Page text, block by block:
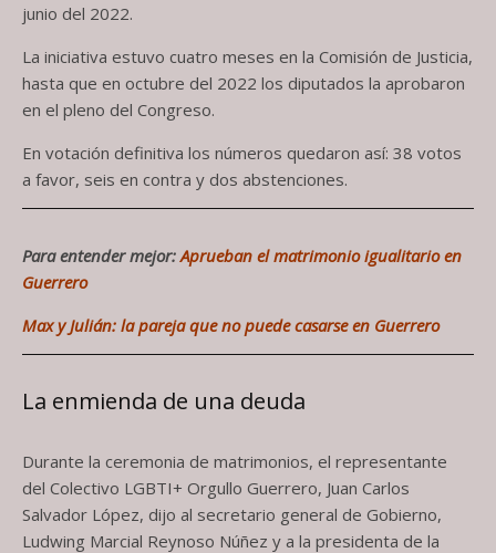
junio del 2022.
La iniciativa estuvo cuatro meses en la Comisión de Justicia,
hasta que en octubre del 2022 los diputados la aprobaron
en el pleno del Congreso.
En votación definitiva los números quedaron así: 38 votos
a favor, seis en contra y dos abstenciones.
Para entender mejor:Aprueban el matrimonio igualitario en
Guerrero
Max y Julián: la pareja que no puede casarse en Guerrero
La enmienda de una deuda
Durante la ceremonia de matrimonios, el representante
del Colectivo LGBTI+ Orgullo Guerrero, Juan Carlos
Salvador López, dijo al secretario general de Gobierno,
Ludwing Marcial Reynoso Núñez y a la presidenta de la